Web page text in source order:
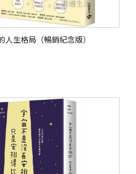
人生格局（暢銷紀念版）